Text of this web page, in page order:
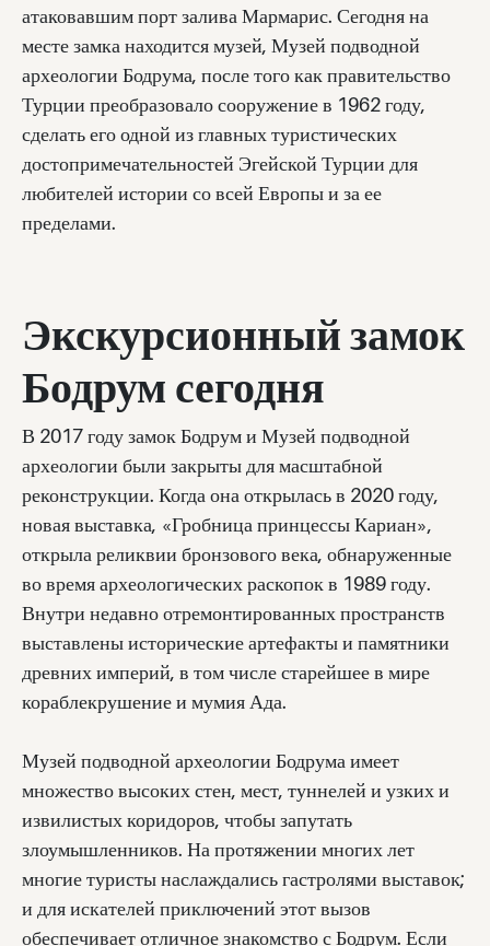
атаковавшим порт залива Мармарис. Сегодня на
месте замка находится музей, Музей подводной
археологии Бодрума, после того как правительство
Турции преобразовало сооружение в 1962 году,
сделать его одной из главных туристических
достопримечательностей Эгейской Турции для
любителей истории со всей Европы и за ее
пределами.
Экскурсионный замок
Бодрум сегодня
В 2017 году замок Бодрум и Музей подводной
археологии были закрыты для масштабной
реконструкции. Когда она открылась в 2020 году,
новая выставка, «Гробница принцессы Кариан»,
открыла реликвии бронзового века, обнаруженные
во время археологических раскопок в 1989 году.
Внутри недавно отремонтированных пространств
выставлены исторические артефакты и памятники
древних империй, в том числе старейшее в мире
кораблекрушение и мумия Ада.
Музей подводной археологии Бодрума имеет
множество высоких стен, мест, туннелей и узких и
извилистых коридоров, чтобы запутать
злоумышленников. На протяжении многих лет
многие туристы наслаждались гастролями выставок;
и для искателей приключений этот вызов
обеспечивает отличное знакомство с Бодрум. Если